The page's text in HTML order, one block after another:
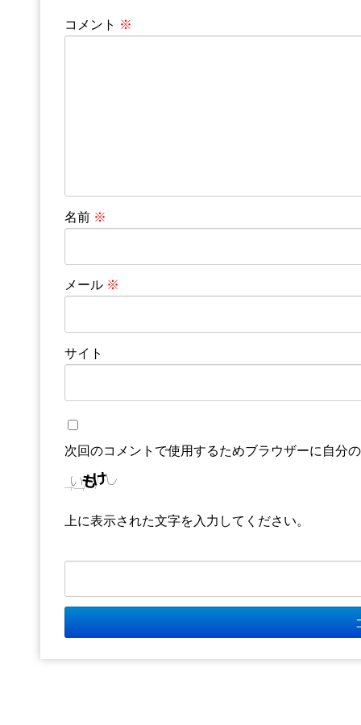
コメント ※
名前 ※
メール ※
サイト
次回のコメントで使用するためブラウザーに自分
上に表示された文字を入力してください。